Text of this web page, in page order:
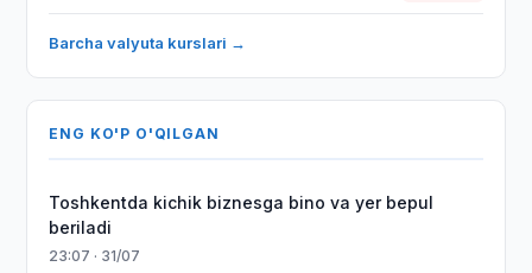
Barcha valyuta kurslari →
ENG KO'P O'QILGAN
Toshkentda kichik biznesga bino va yer bepul
beriladi
23:07 · 31/07